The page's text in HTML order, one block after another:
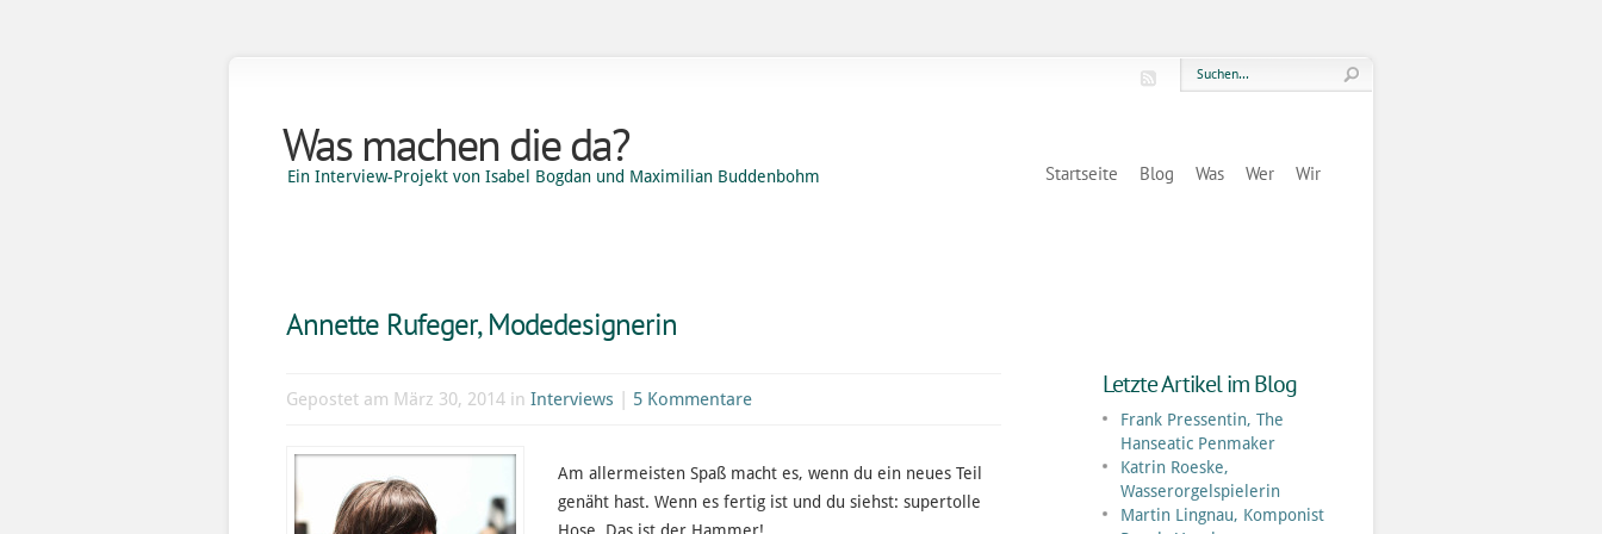
Was machen die da?
Ein Interview-Projekt von Isabel Bogdan und Maximilian Buddenbohm Startseite Blog Was Wer Wir
Annette Rufeger, Modedesignerin
Gepostet am März 30, 2014 in Interviews 5 Kommentare
Am allermeisten Spaß macht es, wenn du ein neues Teil
genäht hast. Wenn es fertig ist und du siehst: supertolle
Hose. Das ist der Hammer!
Letzte Artikel im Blog
Frank Pressentin, The
Hanseatic Penmaker
Katrin Roeske,
Wasserorgelspielerin
Martin Lingnau, Komponist